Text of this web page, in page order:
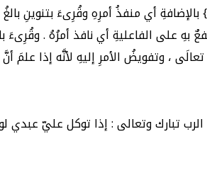
أي منفذُ أمرِهِ وقُرِىءَ بتنوينِ
بهِ على الفاعليةِ أي نافذ أمرُهُ .
، وتفويضُ الأمرِ إليهِ لأنَّه إذا علمَ
تبارك وتعالى : إذا توكل عليّ عبدي